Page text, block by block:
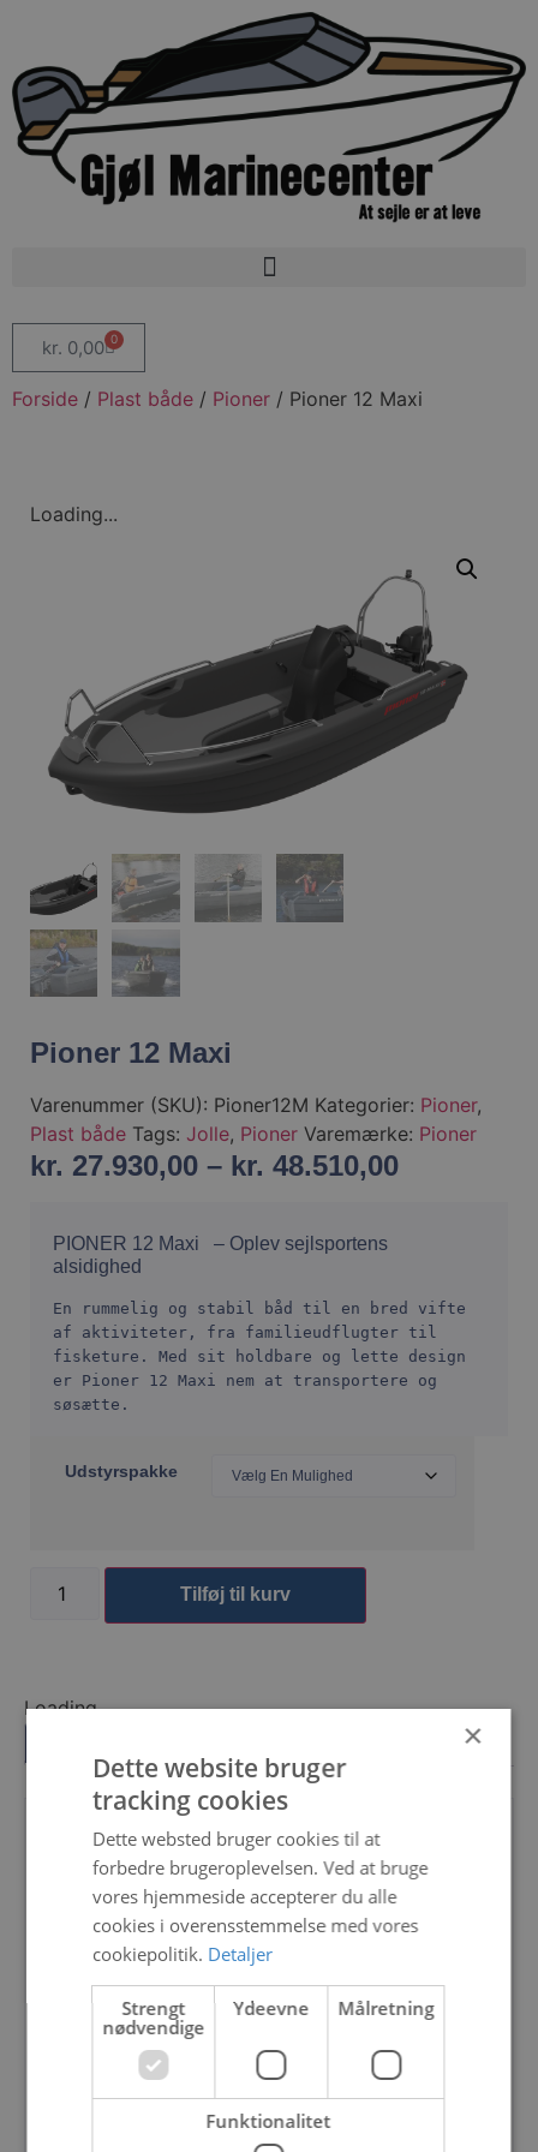
kr. 0,00 0
Forside / Plast både / Pioner / Pioner 12 Maxi
Loading...
Pioner 12 Maxi
Varenummer (SKU): Pioner12M Kategorier: Pioner,
Plast både Tags: Jolle, Pioner Varemærke: Pioner
kr. 27.930,00 – kr. 48.510,00
PIONER 12 Maxi – Oplev sejlsportens
alsidighed
En rummelig og stabil båd til en bred vifte
af aktiviteter, fra familieudflugter til
fisketure. Med sit holdbare og lette design
er Pioner 12 Maxi nem at transportere og
søsætte.
Udstyrspakke
Tilføj til kurv
Loading...
I den nye Pioner 12 Maxi får du en
moderne og sikker multi-purpose
båd. Den er selvlænsende, let at
få til at plane, meget stabil og
Norske Pioner er markedsleder
inden for rotationsstøbning, og
med den nye Pioner 12 Maxi er
denne konstruktion taget til nye
højder. Med sit dobbeltskrog er
×
Dette website bruger
tracking cookies
Dette websted bruger cookies til at
forbedre brugeroplevelsen. Ved at bruge
vores hjemmeside accepterer du alle
cookies i overensstemmelse med vores
cookiepolitik. Detaljer
Strengt
nødvendige
Ydeevne Målretning
Funktionalitet